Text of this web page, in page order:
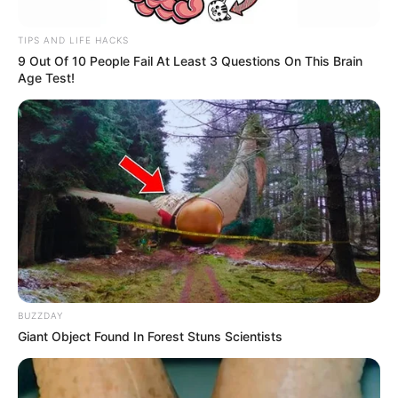
Captura- Cuatro Caminos de RCN TV.
Hallan jóvenes muertos hace dos años en Bogotá
Por:
Héctor Santiago Guaman Espinosa
TIPS AND LIFE HACKS
9 Out Of 10 People Fail At Least 3 Questions On This Brain
Age Test!
BUZZDAY
Giant Object Found In Forest Stuns Scientists